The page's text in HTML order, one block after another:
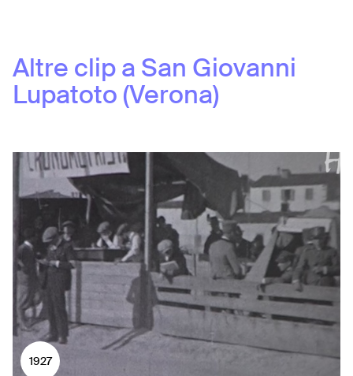
Altre clip a San Giovanni
Lupatoto (Verona)
1927